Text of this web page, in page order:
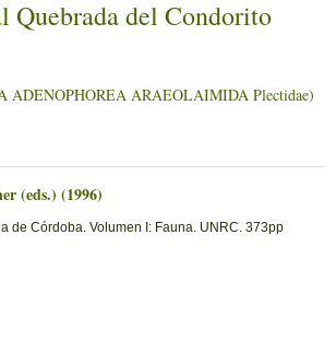
Quebrada del Condorito
ARAEOLAIMIDA Plectidae)
(eds.) (1996)
de Córdoba. Volumen I: Fauna. UNRC. 373pp